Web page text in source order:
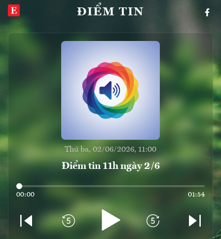
ĐIỂM TIN
Thứ ba, 02/06/2026, 11:00
Điểm tin 11h ngày 2/6
00:00 01:54